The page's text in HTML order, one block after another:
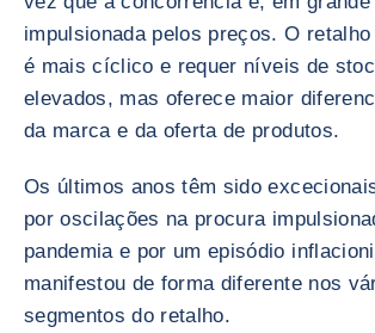
impulsionada pelos preços. O
é mais cíclico e requer níveis de
elevados, mas oferece maior
da marca e da oferta de produtos.
Os últimos anos têm sido
por oscilações na procura
pandemia e por um episódio
manifestou de forma diferente nos
segmentos do retalho.